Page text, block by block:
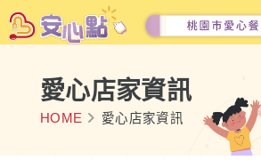
愛心店家資訊
HOME 愛心店家資訊